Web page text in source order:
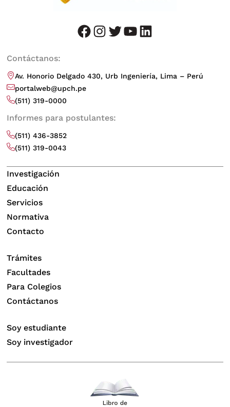
facebook instagram twitter youtube LinkedIn
Contáctanos:
Av. Honorio Delgado 430, Urb Ingeniería, Lima – Perú
portalweb@upch.pe
(511) 319-0000
Informes para postulantes:
(511) 436-3852
(511) 319-0043
Investigación
Educación
Servicios
Normativa
Contacto
Trámites
Facultades
Para Colegios
Contáctanos
Soy estudiante
Soy investigador